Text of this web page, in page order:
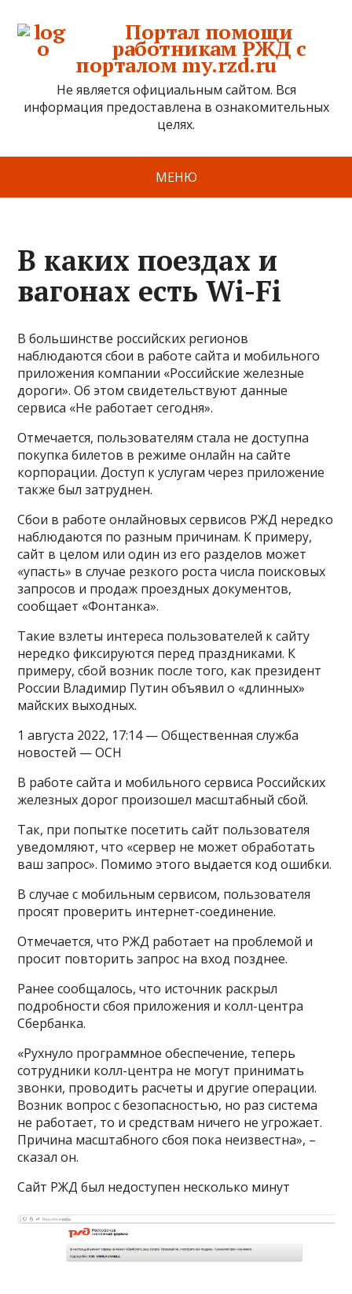
Портал помощи
работникам РЖД с
порталом my.rzd.ru
Не является официальным сайтом. Вся
информация предоставлена в ознакомительных
целях.
МЕНЮ
В каких поездах и
вагонах есть Wi-Fi
В большинстве российских регионов
наблюдаются сбои в работе сайта и мобильного
приложения компании «Российские железные
дороги». Об этом свидетельствуют данные
сервиса «Не работает сегодня».
Отмечается, пользователям стала не доступна
покупка билетов в режиме онлайн на сайте
корпорации. Доступ к услугам через приложение
также был затруднен.
Сбои в работе онлайновых сервисов РЖД нередко
наблюдаются по разным причинам. К примеру,
сайт в целом или один из его разделов может
«упасть» в случае резкого роста числа поисковых
запросов и продаж проездных документов,
сообщает «Фонтанка».
Такие взлеты интереса пользователей к сайту
нередко фиксируются перед праздниками. К
примеру, сбой возник после того, как президент
России Владимир Путин объявил о «длинных»
майских выходных.
1 августа 2022, 17:14 — Общественная служба
новостей — ОСН
В работе сайта и мобильного сервиса Российских
железных дорог произошел масштабный сбой.
Так, при попытке посетить сайт пользователя
уведомляют, что «сервер не может обработать
ваш запрос». Помимо этого выдается код ошибки.
В случае с мобильным сервисом, пользователя
просят проверить интернет-соединение.
Отмечается, что РЖД работает на проблемой и
просит повторить запрос на вход позднее.
Ранее сообщалось, что источник раскрыл
подробности сбоя приложения и колл-центра
Сбербанка.
«Рухнуло программное обеспечение, теперь
сотрудники колл-центра не могут принимать
звонки, проводить расчеты и другие операции.
Возник вопрос с безопасностью, но раз система
не работает, то и средствам ничего не угрожает.
Причина масштабного сбоя пока неизвестна», –
сказал он.
Сайт РЖД был недоступен несколько минут